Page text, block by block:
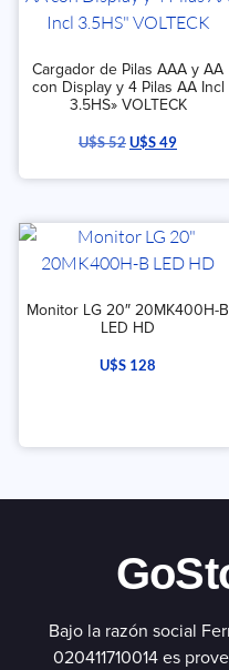
Cargador de Pilas AAA y AA
con Display y 4 Pilas AA Incl
3.5HS» VOLTECK
U$S52U$S49
Monitor LG 20″ 20MK400H-B
LED HD
U$S 128
Bajo la razón social
020411710014 es